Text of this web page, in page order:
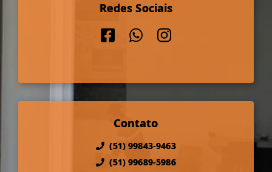
Redes Sociais
Contato
(51) 99843-9463
(51) 99689-5986